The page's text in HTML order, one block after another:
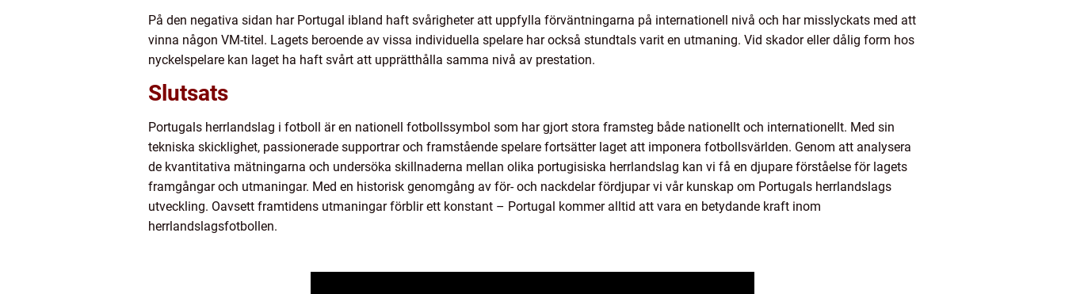
På den negativa sidan har Portugal ibland haft svårigheter att uppfylla förväntningarna på internationell nivå och har misslyckats med att
vinna någon VM-titel. Lagets beroende av vissa individuella spelare har också stundtals varit en utmaning. Vid skador eller dålig form hos
nyckelspelare kan laget ha haft svårt att upprätthålla samma nivå av prestation.
Slutsats
Portugals herrlandslag i fotboll är en nationell fotbollssymbol som har gjort stora framsteg både nationellt och internationellt. Med sin
tekniska skicklighet, passionerade supportrar och framstående spelare fortsätter laget att imponera fotbollsvärlden. Genom att analysera
de kvantitativa mätningarna och undersöka skillnaderna mellan olika portugisiska herrlandslag kan vi få en djupare förståelse för lagets
framgångar och utmaningar. Med en historisk genomgång av för- och nackdelar fördjupar vi vår kunskap om Portugals herrlandslags
utveckling. Oavsett framtidens utmaningar förblir ett konstant – Portugal kommer alltid att vara en betydande kraft inom
herrlandslagsfotbollen.